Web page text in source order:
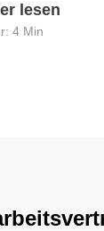
lesen
4 Min